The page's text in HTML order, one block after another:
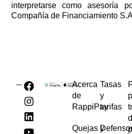
interpretarse como asesoría
Compañía de Financiamiento
Acerca
de
RappiPay
Quejas y
Tasas
y
tarifas